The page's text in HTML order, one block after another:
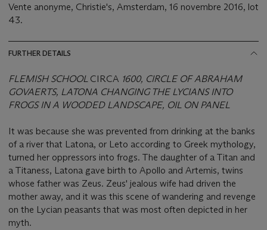
Vente anonyme, Christie's, Amsterdam, 16 novembre 2016, lot
43.
FURTHER DETAILS
FLEMISH SCHOOL CIRCA 1600, CIRCLE OF ABRAHAM
GOVAERTS, LATONA CHANGING THE LYCIANS INTO
FROGS IN A WOODED LANDSCAPE, OIL ON PANEL
It was because she was prevented from drinking at the banks
of a river that Latona, or Leto according to Greek mythology,
turned her oppressors into frogs. The daughter of a Titan and
a Titaness, Latona gave birth to Apollo and Artemis, twins
whose father was Zeus. Zeus' jealous wife had driven the
mother away, and it was this scene of wandering and revenge
on the Lycian peasants that was most often depicted in her
myth.